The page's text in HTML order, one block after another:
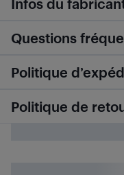
Infos du
Questions
Politique
Politique de